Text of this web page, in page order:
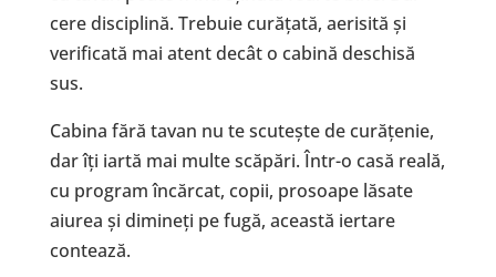
cere disciplină. Trebuie curățată, aerisită și
verificată mai atent decât o cabină deschisă
sus.
Cabina fără tavan nu te scutește de curățenie,
dar îți iartă mai multe scăpări. Într-o casă reală,
cu program încărcat, copii, prosoape lăsate
aiurea și dimineți pe fugă, această iertare
contează.